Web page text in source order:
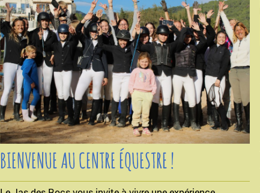
BIENVENUE AU CENTRE ÉQUESTRE !